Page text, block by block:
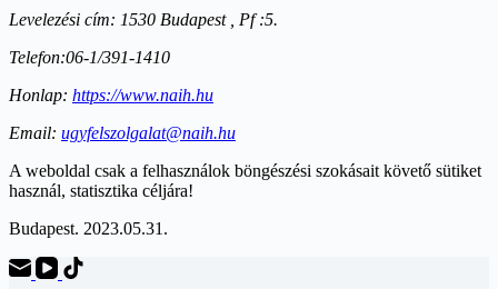
Levelezési cím: 1530 Budapest , Pf :5.
Telefon:06-1/391-1410
Honlap: https://www.naih.hu
Email: ugyfelszolgalat@naih.hu
A weboldal csak a felhasználok böngészési szokásait követő sütiket
használ, statisztika céljára!
Budapest. 2023.05.31.